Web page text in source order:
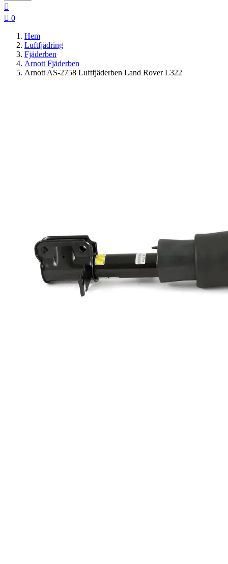

 0
Hem
Luftfjädring
Fjäderben
Arnott Fjäderben
Arnott AS-2758 Luftfjäderben Land Rover L322